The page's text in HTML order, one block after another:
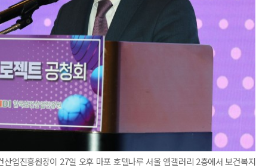
업진흥원장이 27일 오후 마포 호텔나루 서울 엠갤러리 2층에서 보건복지